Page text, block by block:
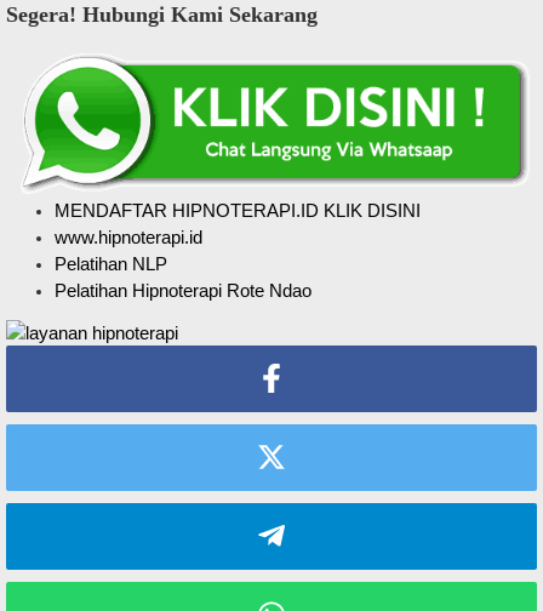
Segera! Hubungi Kami Sekarang
MENDAFTAR HIPNOTERAPI.ID KLIK DISINI
www.hipnoterapi.id
Pelatihan NLP
Pelatihan Hipnoterapi Rote Ndao